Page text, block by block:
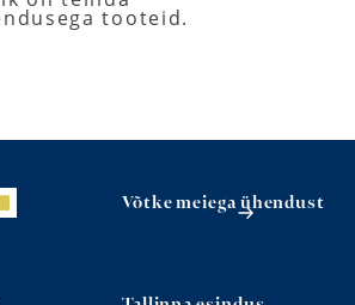
tooteid.
Võtke meiega ühendust